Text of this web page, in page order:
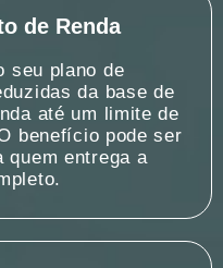
de Renda
seu plano de
da base de
até um limite de
benefício pode ser
quem entrega a